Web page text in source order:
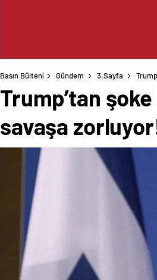
Basın Bülteni Gündem 3.Sayfa
Trump’tan
savaşa